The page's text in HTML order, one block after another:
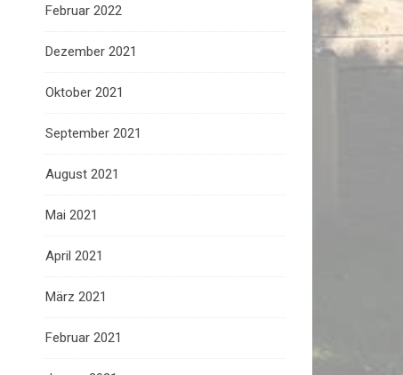
Februar 2022
Dezember 2021
Oktober 2021
September 2021
August 2021
Mai 2021
April 2021
März 2021
Februar 2021